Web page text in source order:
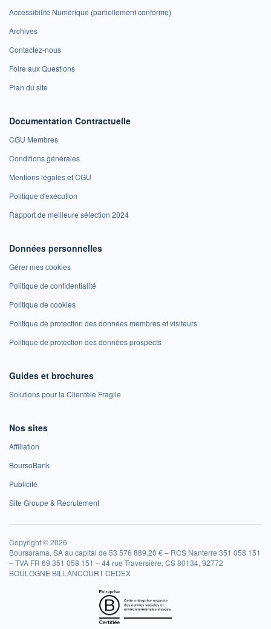
Accessibilité Numérique (partiellement conforme)
Archives
Contactez-nous
Foire aux Questions
Plan du site
Documentation Contractuelle
CGU Membres
Conditions générales
Mentions légales et CGU
Politique d'exécution
Rapport de meilleure sélection 2024
Données personnelles
Gérer mes cookies
Politique de confidentialité
Politique de cookies
Politique de protection des données membres et visiteurs
Politique de protection des données prospects
Guides et brochures
Solutions pour la Clientèle Fragile
Nos sites
Affiliation
BoursoBank
Publicité
Site Groupe & Recrutement
Copyright © 2026
Boursorama, SA au capital de 53 576 889,20 € – RCS Nanterre 351 058 151
– TVA FR 69 351 058 151 – 44 rue Traversière, CS 80134, 92772
BOULOGNE BILLANCOURT CEDEX